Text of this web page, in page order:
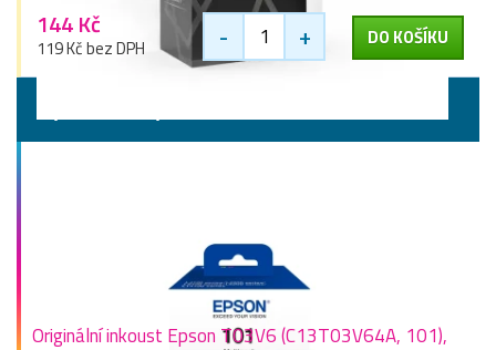
144 Kč
119 Kč bez DPH - + DO KOŠÍKU
Originální inkoust Epson T03V6 (C13T03V64A, 101),